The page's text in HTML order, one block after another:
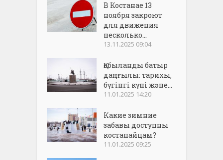
В Костанае 13
ноября закроют
для движения
несколько...
13.11.2025 09:04
Қобыланды батыр
даңғылы: тарихы,
бүгінгі күні және...
11.01.2025 14:20
Какие зимние
забавы доступны
костанайцам?
11.01.2025 09:25